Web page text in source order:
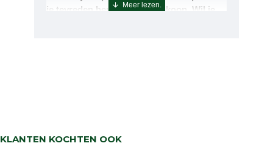
je tevreden bent met uw aankoop. Wil je
KLANTEN KOCHTEN OOK